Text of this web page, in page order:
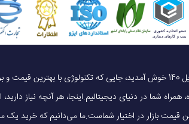
شما در دنیای دیجیتالیم.اینجا، هر آنچه نیاز
قیمت بازار در اختیار شماست.ما می‌دانیم که